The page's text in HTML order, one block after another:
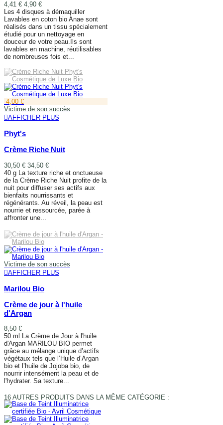
4,41 € 4,90 €
Les 4 disques à démaquiller
Lavables en coton bio Anae sont
réalisés dans un tissu spécialement
étudié pour un nettoyage en
douceur de votre peau.Ils sont
lavables en machine, réutilisables
de nombreuses fois et...
-4,00 €
Victime de son succès
AFFICHER PLUS
Phyt's
Crème Riche Nuit
30,50 € 34,50 €
40 g La texture riche et onctueuse
de la Crème Riche Nuit profite de la
nuit pour diffuser ses actifs aux
bienfaits nourrissants et
régénérants. Au réveil, la peau est
nourrie et ressourcée, parée à
affronter une...
Victime de son succès
AFFICHER PLUS
Marilou Bio
Crème de jour à l'huile
d'Argan
8,50 €
50 ml La Crème de Jour à l'huile
d'Argan MARILOU BIO permet
grâce au mélange unique d’actifs
végétaux tels que l’Huile d’Argan
bio et l’huile de Jojoba bio, de
nourrir intensément la peau et de
l'hydrater. Sa texture...
16 AUTRES PRODUITS DANS LA MÊME CATÉGORIE :